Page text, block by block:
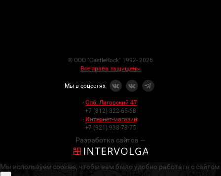
© ООО "CastleRock" 1992- 2026
Все права защищены
Мы в соцсетях
- Спб. Лиговский 47:
+7 (812) 322-65-68
- Интернет-магазин:
+7 (921) 938-78-75
Разработка сайтов —
Мы используем cookies, чтобы вам было удобно работать с сайтом